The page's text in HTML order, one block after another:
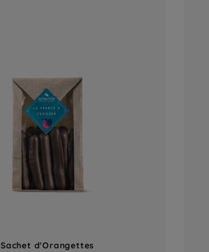
Sachet d'Orangettes